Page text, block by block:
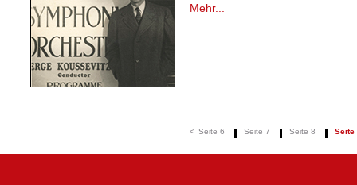
Mehr...
< Seite 6 Seite 7 Seite 8 Seite